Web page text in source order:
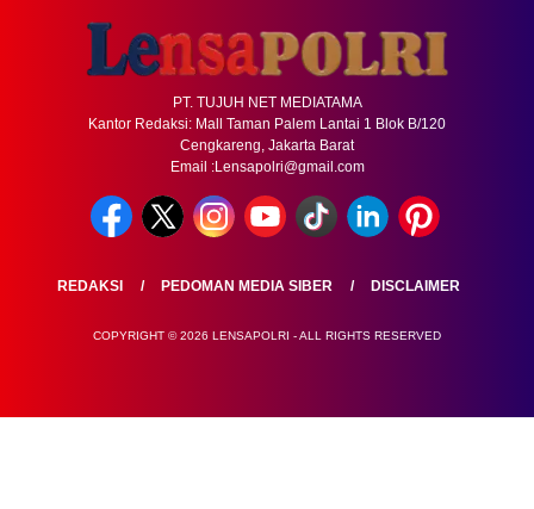
PT. TUJUH NET MEDIATAMA
Kantor Redaksi: Mall Taman Palem Lantai 1 Blok B/120
Cengkareng, Jakarta Barat
Email :Lensapolri@gmail.com
REDAKSI PEDOMAN MEDIA SIBER DISCLAIMER
COPYRIGHT © 2026 LENSAPOLRI - ALL RIGHTS RESERVED